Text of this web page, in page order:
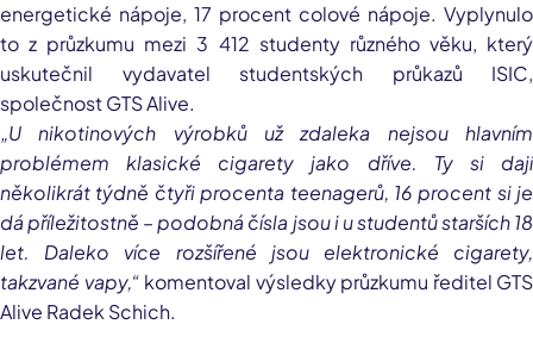
energetické nápoje, 17 procent colové nápoje. Vyplynulo
to z průzkumu mezi 3 412 studenty různého věku, který
uskutečnil vydavatel studentských průkazů ISIC,
společnost GTS Alive.
„U nikotinových výrobků už zdaleka nejsou hlavním
problémem klasické cigarety jako dříve. Ty si dají
několikrát týdně čtyři procenta teenagerů, 16 procent si je
dá příležitostně – podobná čísla jsou i u studentů starších 18
let. Daleko více rozšířené jsou elektronické cigarety,
takzvané vapy,“ komentoval výsledky průzkumu ředitel GTS
Alive Radek Schich.